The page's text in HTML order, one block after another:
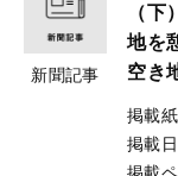
新聞記事
（
地を
空き
掲載紙
掲載日
掲載